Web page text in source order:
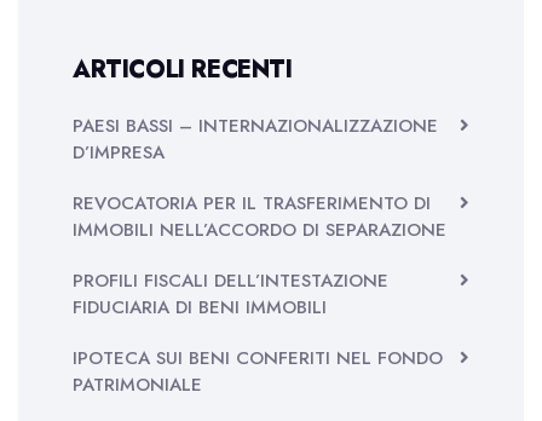
ARTICOLI RECENTI
PAESI BASSI – INTERNAZIONALIZZAZIONE
D’IMPRESA
REVOCATORIA PER IL TRASFERIMENTO DI
IMMOBILI NELL’ACCORDO DI SEPARAZIONE
PROFILI FISCALI DELL’INTESTAZIONE
FIDUCIARIA DI BENI IMMOBILI
IPOTECA SUI BENI CONFERITI NEL FONDO
PATRIMONIALE